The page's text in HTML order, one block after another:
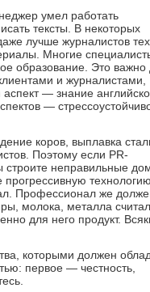
умел работать
тексты. В некоторых
лучше журналистов тех
Многие
образование. Это важно
и журналистами,
— знание
—
коров, выплавка
Поэтому если PR-
строите неправильные
прогрессивную
Профессионал же
молока, металла
для него продукт.
которыми должен
первое — честность,